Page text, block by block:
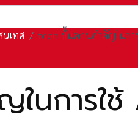
นเทศ toon ขั้นตอนสำคัญในการ
นการใช้